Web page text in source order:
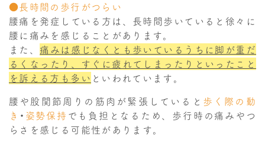
●長時間の歩行がつらい
腰痛を発症している方は、長時間歩いていると徐々に
腰に痛みを感じることがあります。
また、 痛みは感じなくとも歩いているうちに脚が重だ
るくなったり、すぐに疲れてしまったりといったこと
を訴える方も多い といわれています。
腰や股関節周りの筋肉が緊張していると 歩く際の動
き ・ 姿勢保持 でも負担となるため、歩行時の痛みやつ
らさを感じる可能性があります。